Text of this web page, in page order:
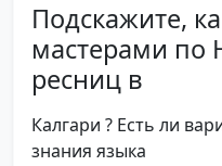
Подскажите,
мастерами
ресниц в
Калгари ? Есть ли
знания языка